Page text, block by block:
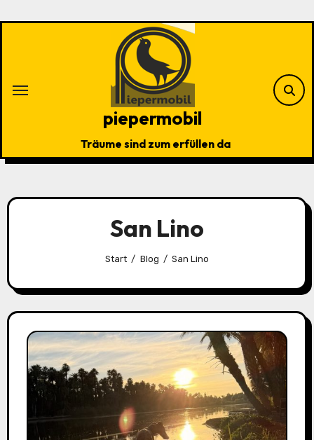
piepermobil
Träume sind zum erfüllen da
San Lino
Start Blog San Lino